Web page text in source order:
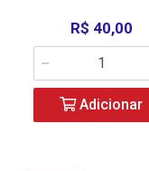
R$ 40,00
Adicionar